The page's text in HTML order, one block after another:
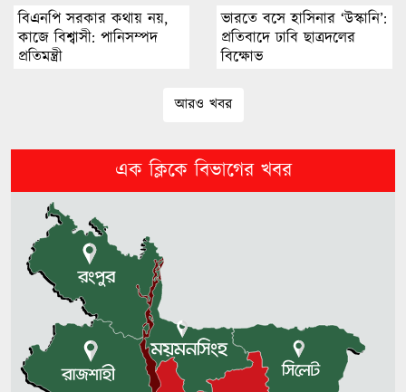
ভুলগুলো না হলে জীবন আরও স্মুথ
হতে পারত: শাকিব খান
না.গঞ্জে গ্যাস বিস্ফোরণে দগ্ধদের মধ্যে
শিশু মারুফের মৃত্যু
হাসিনাকে ফেরাতে গোপন তৎপরতার
অভিযোগে খুকৃবির শিক্ষককে শোকজ
চিকিৎসক সমাবেশের উদ্বোধন করলেন
প্রধানমন্ত্রী
মধ্যপ্রাচ্যে কি তৃতীয় আঞ্চলিক শক্তি
উদীয়মান?
বিএনপি সরকার কথায় নয়,
কাজে বিশ্বাসী: পানিসম্পদ
প্রতিমন্ত্রী
ভারতে বসে হাসিনার ‘উস্কানি’:
প্রতিবাদে ঢাবি ছাত্রদলের
বিক্ষোভ
আরও খবর
এক ক্লিকে বিভাগের খবর